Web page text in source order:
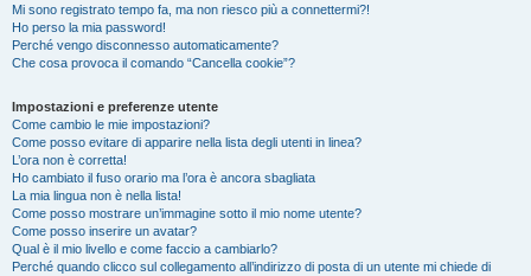
Mi sono registrato tempo fa, ma non riesco più a connettermi?!
Ho perso la mia password!
Perché vengo disconnesso automaticamente?
Che cosa provoca il comando “Cancella cookie”?
Impostazioni e preferenze utente
Come cambio le mie impostazioni?
Come posso evitare di apparire nella lista degli utenti in linea?
L’ora non è corretta!
Ho cambiato il fuso orario ma l’ora è ancora sbagliata
La mia lingua non è nella lista!
Come posso mostrare un’immagine sotto il mio nome utente?
Come posso inserire un avatar?
Qual è il mio livello e come faccio a cambiarlo?
Perché quando clicco sul collegamento all’indirizzo di posta di un utente mi chiede di